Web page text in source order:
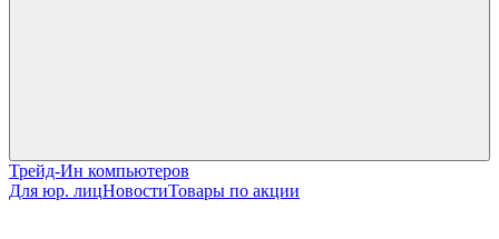
Трейд-Ин компьютеров
Для юр. лицНовостиТовары по акции